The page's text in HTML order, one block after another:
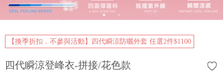
【換季折扣．不參與活動】四代瞬涼防曬外套 任選2件$1100
四代瞬涼登峰衣-拼接/花色款